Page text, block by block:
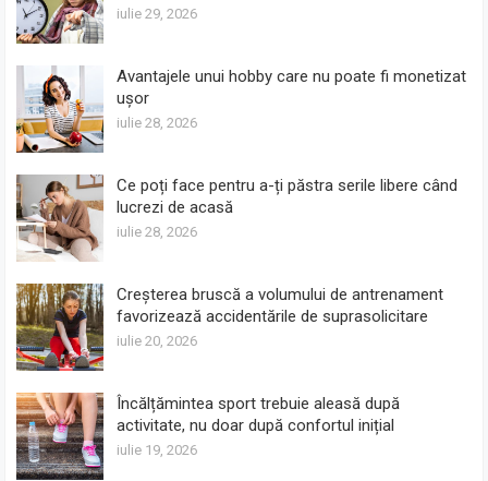
iulie 29, 2026
Avantajele unui hobby care nu poate fi monetizat
ușor
iulie 28, 2026
Ce poți face pentru a-ți păstra serile libere când
lucrezi de acasă
iulie 28, 2026
Creșterea bruscă a volumului de antrenament
favorizează accidentările de suprasolicitare
iulie 20, 2026
Încălțămintea sport trebuie aleasă după
activitate, nu doar după confortul inițial
iulie 19, 2026